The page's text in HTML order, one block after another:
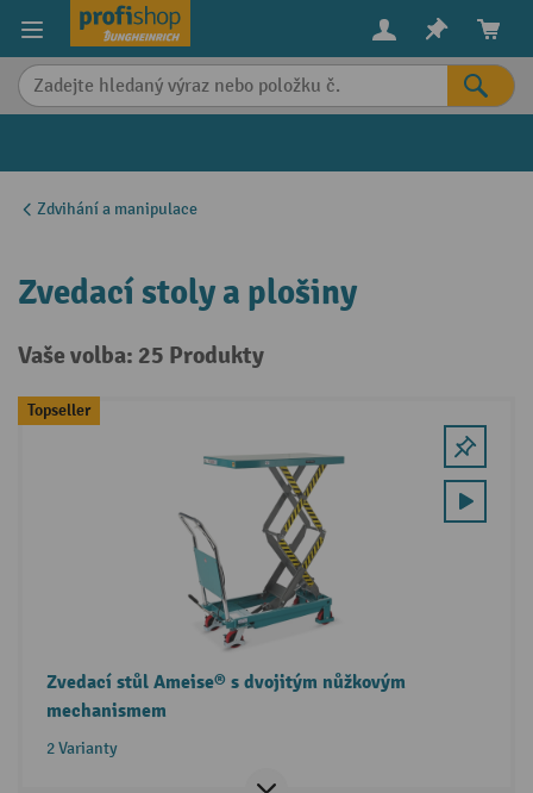
content
Zdvihání a manipulace
Zvedací stoly a plošiny
Vaše volba: 25 Produkty
Topseller
Zvedací stůl Ameise® s dvojitým nůžkovým
mechanismem
2 Varianty